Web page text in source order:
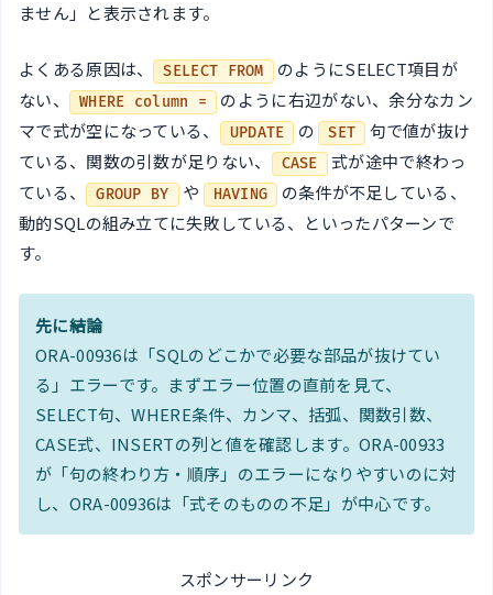
ません」と表示されます。
よくある原因は、 SELECT FROM
のようにSELECT項目が
ない、
WHERE column =
のように右辺がない、余分なカン
マで式が空になっている、
UPDATE の SET
句で値が抜け
ている、関数の引数が足りない、
CASE
式が途中で終わっ
ている、 GROUP BY や HAVING
の条件が不足している、
動的SQLの組み立てに失敗している、といったパターンで
す。
先に結論
ORA-00936は「SQLのどこかで必要な部品が抜けてい
る」エラーです。まずエラー位置の直前を見て、
SELECT句、WHERE条件、カンマ、括弧、関数引数、
CASE式、INSERTの列と値を確認します。ORA-00933
が「句の終わり方・順序」のエラーになりやすいのに対
し、ORA-00936は「式そのものの不足」が中心です。
スポンサーリンク